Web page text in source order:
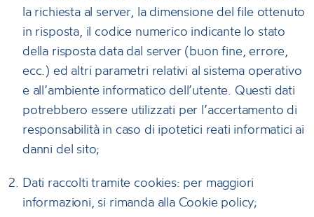
la richiesta al server, la dimensione del file ottenuto
in risposta, il codice numerico indicante lo stato
della risposta data dal server (buon fine, errore,
ecc.) ed altri parametri relativi al sistema operativo
e all’ambiente informatico dell’utente. Questi dati
potrebbero essere utilizzati per l’accertamento di
responsabilità in caso di ipotetici reati informatici ai
danni del sito;
Dati raccolti tramite cookies: per maggiori
informazioni, si rimanda alla Cookie policy;